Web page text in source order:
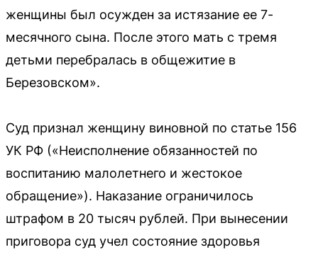
женщины был осужден за истязание ее 7-
месячного сына. После этого мать с тремя
детьми перебралась в общежитие в
Березовском».
Суд признал женщину виновной по статье 156
УК РФ («Неисполнение обязанностей по
воспитанию малолетнего и жестокое
обращение»). Наказание ограничилось
штрафом в 20 тысяч рублей. При вынесении
приговора суд учел состояние здоровья